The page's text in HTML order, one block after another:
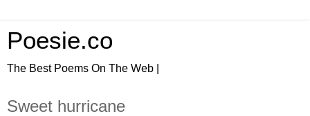
Poesie.co
The Best Poems On The Web |
Sweet hurricane